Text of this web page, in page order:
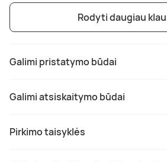
Galimi pristatymo būdai
Galimi atsiskaitymo būdai
Pirkimo taisyklės
Rodyti daugiau